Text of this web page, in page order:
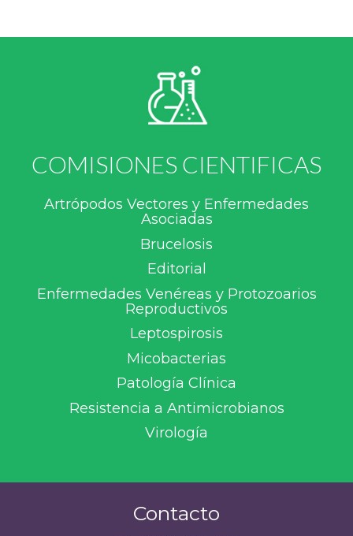
COMISIONES CIENTIFICAS
Artrópodos Vectores y Enfermedades
Asociadas
Brucelosis
Editorial
Enfermedades Venéreas y Protozoarios
Reproductivos
Leptospirosis
Micobacterias
Patología Clínica
Resistencia a Antimicrobianos
Virología
Contacto